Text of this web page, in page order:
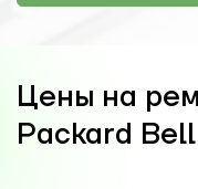
Цены на
Packard Bell